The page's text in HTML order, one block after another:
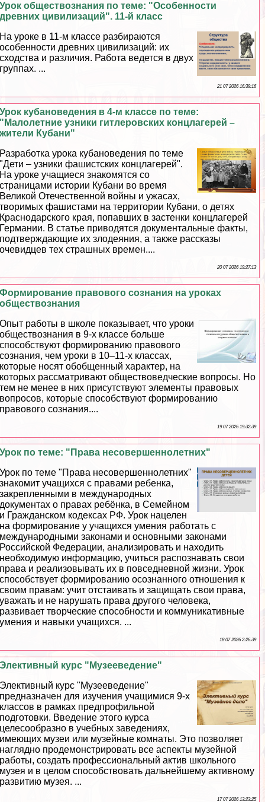
Урок обществознания по теме: "Особенности
древних цивилизаций". 11-й класс
На уроке в 11-м классе разбираются
особенности древних цивилизаций: их
сходства и различия. Работа ведется в двух
группах. ...
21 07 2026 16:39:16
Урок кубановедения в 4-м классе по теме:
"Малолетние узники гитлеровских концлагерей –
жители Кубани"
Разработка урока кубановедения по теме
"Дети – узники фашистских концлагерей".
На уроке учащиеся знакомятся со
страницами истории Кубани во время
Великой Отечественной войны и ужасах,
творимых фашистами на территории Кубани, о детях
Краснодарского края, попавших в застенки концлагерей
Германии. В статье приводятся документальные факты,
подтверждающие их злодеяния, а также рассказы
очевидцев тех страшных времен....
20 07 2026 19:27:13
Формирование правового сознания на уроках
обществознания
Опыт работы в школе показывает, что уроки
обществознания в 9-х классе больше
способствуют формированию правового
сознания, чем уроки в 10–11-х классах,
которые носят обобщенный хаpaктер, на
которых рассматривают обществоведческие вопросы. Но
тем не менее в них присутствуют элементы правовых
вопросов, которые способствуют формированию
правового сознания....
19 07 2026 19:32:39
Урок по теме: "Права несовершеннолетних"
Урок по теме "Права несовершеннолетних"
знакомит учащихся с правами ребенка,
закрепленными в международных
документах о правах ребёнка, в Семейном
и Гражданском кодексах РФ. Урок нацелен
на формирование у учащихся умения работать с
международными законами и основными законами
Российской Федерации, анализировать и находить
необходимую информацию, учиться распознавать свои
права и реализовывать их в повседневной жизни. Урок
способствует формированию осознанного отношения к
своим правам: учит отстаивать и защищать свои права,
уважать и не нарушать права другого человека,
развивает творческие способности и коммуникативные
умения и навыки учащихся. ...
18 07 2026 2:26:39
Элективный курс "Музееведение"
Элективный курс "Музееведение"
предназначен для изучения учащимися 9-х
классов в рамках предпрофильной
подготовки. Введение этого курса
целесообразно в учебных заведениях,
имеющих музеи или музейные комнаты. Это позволяет
наглядно продемонстрировать все аспекты музейной
работы, создать профессиональный актив школьного
музея и в целом способствовать дальнейшему активному
развитию музея. ...
17 07 2026 13:23:25